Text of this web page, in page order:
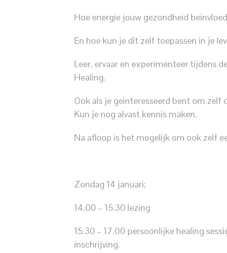
Hoe energie jouw gezondheid
En hoe kun je dit zelf toepassen in je
Leer, ervaar en experimenteer tijdens
Healing.
Ook als je geinteresseerd bent om zelf
Kun je nog alvast kennis maken.
Na afloop is het mogelijk om ook zelf
Zondag 14 januari;
14.00 – 15.30 lezing
15.30 – 17.00 persoonlijke healing
inschrijving.